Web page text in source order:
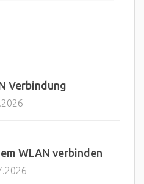
Verbindung
WLAN verbinden